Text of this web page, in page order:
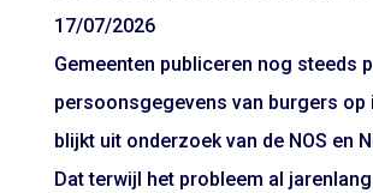
17/07/2026
Gemeenten publiceren nog steeds
persoonsgegevens van burgers op
blijkt uit onderzoek van de NOS en
Dat terwijl het probleem al